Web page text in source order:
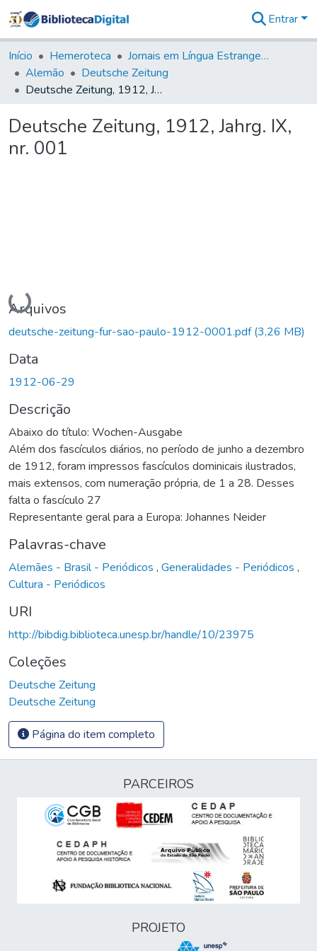
&
Coleções
Tudo na
Biblioteca
Estatísticas
Entrar
Início Hemeroteca
Jornais em Língua Estrangeira
Alemão
Deutsche Zeitung
Deutsche Zeitung, 1912, Jahrg. IX, nr. 001
Deutsche Zeitung, 1912, Jahrg. IX,
nr. 001
Carregando...
Arquivos
deutsche-zeitung-fur-sao-paulo-1912-0001.pdf(3,26 MB)
Data
1912-06-29
Descrição
Abaixo do título: Wochen-Ausgabe
Além dos fascículos diários, no período de junho a dezembro
de 1912, foram impressos fascículos dominicais ilustrados,
mais extensos, com numeração própria, de 1 a 28. Desses
falta o fascículo 27
Representante geral para a Europa: Johannes Neider
Palavras-chave
Alemães - Brasil - Periódicos , Generalidades - Periódicos ,
Cultura - Periódicos
URI
http://bibdig.biblioteca.unesp.br/handle/10/23975
Coleções
Deutsche Zeitung
Deutsche Zeitung
Página do item completo
PARCEIROS
PROJETO